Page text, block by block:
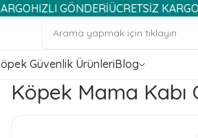
GÖNDERİÜCRETSİZ KARGOHIZLI
Güvenlik ÜrünleriBlog
Köpek Mama Kabı